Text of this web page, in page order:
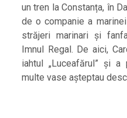
un tren la Constanța, în
de o companie a
străjeri marinari și
Imnul Regal. De aici,
iahtul „Luceafărul” și
multe vase așteptau